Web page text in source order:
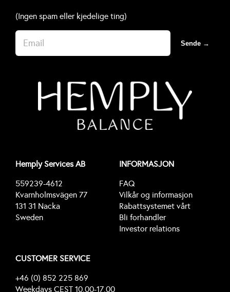
(Ingen spam eller kjedelige ting)
Sende →
Hemply Services AB
559239-4612
Kvarnholmsvägen 77
131 31 Nacka
Sweden
INFORMASJON
FAQ
Vilkår og informasjon
Rabattsystemet vårt
Bli forhandler
Investor relations
CUSTOMER SERVICE
+46 (0) 852 225 869
Weekdays CEST 10.00-17.00